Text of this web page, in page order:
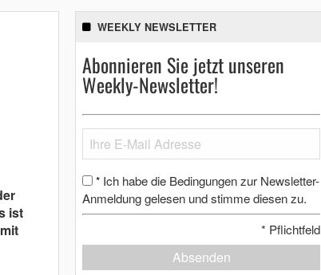
ist
WEEKLY NEWSLETTER
Abonnieren Sie jetzt unseren
Weekly-Newsletter!
* Ich habe die Bedingungen zur Newsletter-
Anmeldung gelesen und stimme diesen zu.
* Pflichtfeld
Absenden